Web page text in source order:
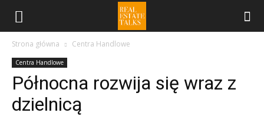
Strona główna Centra Handlowe
Centra Handlowe
Północna rozwija się wraz z
dzielnicą